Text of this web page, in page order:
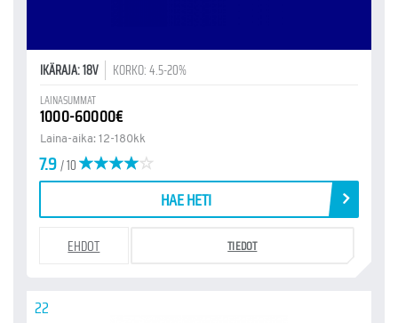
IKÄRAJA: 18V KORKO: 4.5-20%
LAINASUMMAT
1000-60000€
Laina-aika: 12-180kk
7.9/ 10
HAE HETI
EHDOT TIEDOT
22